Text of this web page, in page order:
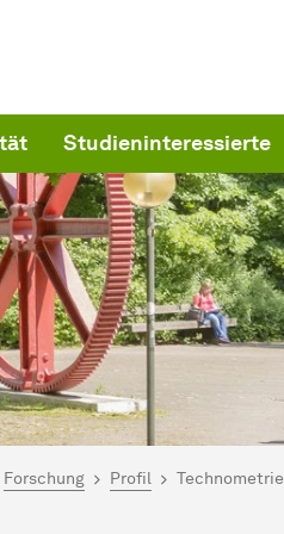
Studieninteressierte
hier:
Statistik
Forschung Profil Technometrie